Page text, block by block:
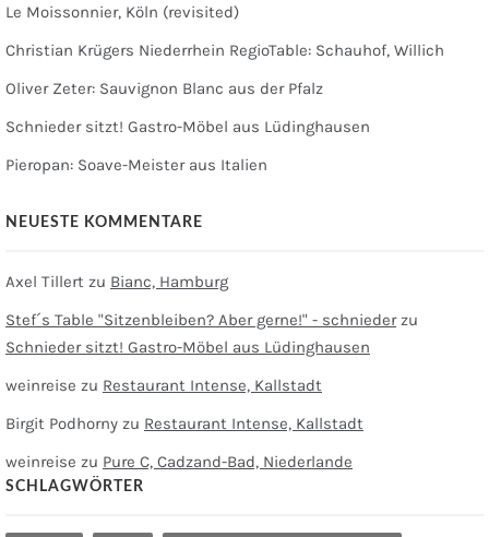
Le Moissonnier, Köln (revisited)
Christian Krügers Niederrhein RegioTable: Schauhof, Willich
Oliver Zeter: Sauvignon Blanc aus der Pfalz
Schnieder sitzt! Gastro-Möbel aus Lüdinghausen
Pieropan: Soave-Meister aus Italien
NEUESTE KOMMENTARE
Axel Tillert zu Bianc, Hamburg
Stef´s Table "Sitzenbleiben? Aber gerne!" - schniederzu
Schnieder sitzt! Gastro-Möbel aus Lüdinghausen
weinreise zu Restaurant Intense, Kallstadt
Birgit Podhorny zu Restaurant Intense, Kallstadt
weinreise zu Pure C, Cadzand-Bad, Niederlande
SCHLAGWÖRTER